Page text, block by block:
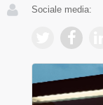
Sociale media: